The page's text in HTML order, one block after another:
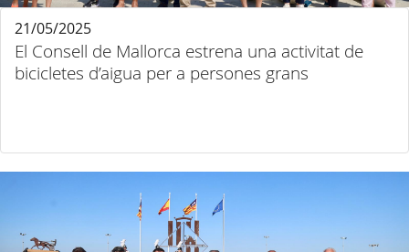
El Consell de Mallorca estrena una activitat de
bicicletes d’aigua per a persones grans
21/05/2025